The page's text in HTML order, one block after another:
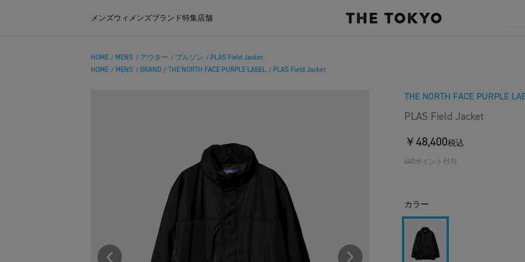
メンズウィメンズブランド特集店舗
HOME / MENS / アウター / ブルゾン / PLAS Field Jacket
HOME / MENS / BRAND / THE NORTH FACE PURPLE LABEL / PLAS Field Jacket
THE NORTH FACE PURPLE
PLAS Field Jacket
￥48,400税込
440ポイント付与
カラー